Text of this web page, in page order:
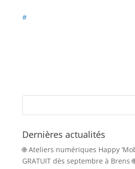
#
Dernières actualités
🌐 Ateliers numériques Happy
GRATUIT dès septembre à Brens